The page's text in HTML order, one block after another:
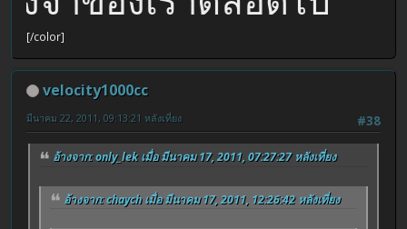
[/color]
velocity1000cc
#38
มีนาคม 22, 2011, 09:13:21 หลังเที่ยง
อ้างจาก: only_lek เมื่อ มีนาคม 17, 2011, 07:27:27 หลังเที่ยง
อ้างจาก: chaych เมื่อ มีนาคม 17, 2011, 12:26:42 หลังเที่ยง